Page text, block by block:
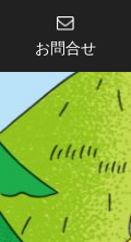
お問合せ